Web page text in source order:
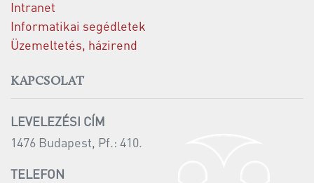
Intranet
Informatikai segédletek
Üzemeltetés, házirend
KAPCSOLAT
LEVELEZÉSI CÍM
1476 Budapest, Pf.: 410.
TELEFON